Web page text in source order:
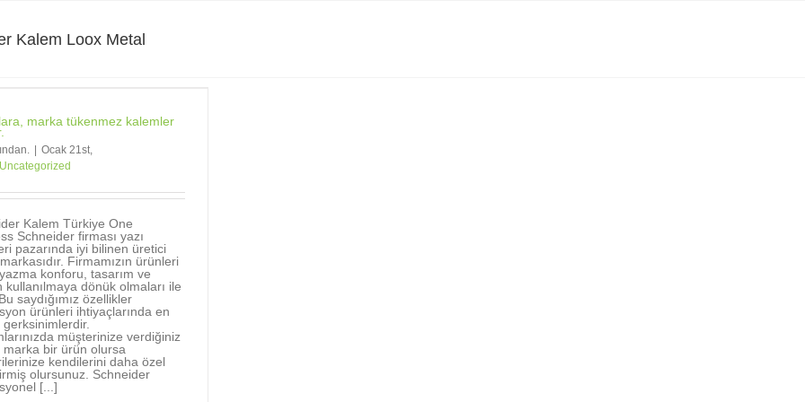
Kalem Loox Metal
marka tükenmez kalemler
Ocak 21st,
Uncategorized
Kalem Türkiye One
Schneider firması yazı
pazarında iyi bilinen üretici
Firmamızın ürünleri
konforu, tasarım ve
kullanılmaya dönük olmaları ile
saydığımız özellikler
ürünleri ihtiyaçlarında en
müşterinize verdiğiniz
marka bir ürün olursa
kendilerini daha özel
olursunuz. Schneider
[...]